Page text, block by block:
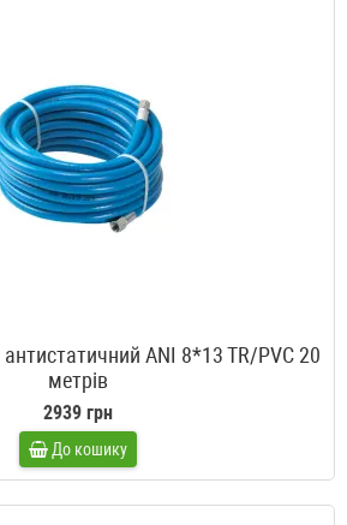
ANI 8*13 TR/PVC 20
метрів
2939 грн
До кошику